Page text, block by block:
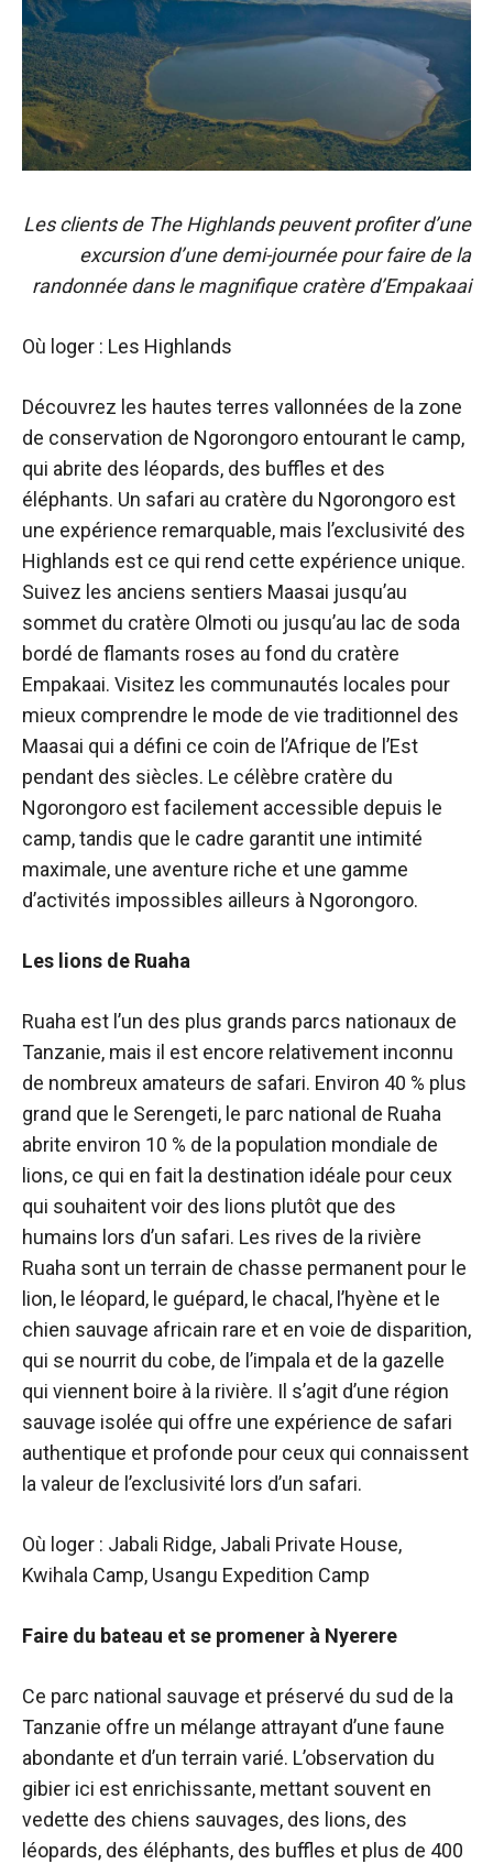
Les clients de The Highlands peuvent profiter d’une
excursion d’une demi-journée pour faire de la
randonnée dans le magnifique cratère d’Empakaai
Où loger : Les Highlands
Découvrez les hautes terres vallonnées de la zone
de conservation de Ngorongoro entourant le camp,
qui abrite des léopards, des buffles et des
éléphants. Un safari au cratère du Ngorongoro est
une expérience remarquable, mais l’exclusivité des
Highlands est ce qui rend cette expérience unique.
Suivez les anciens sentiers Maasai jusqu’au
sommet du cratère Olmoti ou jusqu’au lac de soda
bordé de flamants roses au fond du cratère
Empakaai. Visitez les communautés locales pour
mieux comprendre le mode de vie traditionnel des
Maasai qui a défini ce coin de l’Afrique de l’Est
pendant des siècles. Le célèbre cratère du
Ngorongoro est facilement accessible depuis le
camp, tandis que le cadre garantit une intimité
maximale, une aventure riche et une gamme
d’activités impossibles ailleurs à Ngorongoro.
Les lions de Ruaha
Ruaha est l’un des plus grands parcs nationaux de
Tanzanie, mais il est encore relativement inconnu
de nombreux amateurs de safari. Environ 40 % plus
grand que le Serengeti, le parc national de Ruaha
abrite environ 10 % de la population mondiale de
lions, ce qui en fait la destination idéale pour ceux
qui souhaitent voir des lions plutôt que des
humains lors d’un safari. Les rives de la rivière
Ruaha sont un terrain de chasse permanent pour le
lion, le léopard, le guépard, le chacal, l’hyène et le
chien sauvage africain rare et en voie de disparition,
qui se nourrit du cobe, de l’impala et de la gazelle
qui viennent boire à la rivière. Il s’agit d’une région
sauvage isolée qui offre une expérience de safari
authentique et profonde pour ceux qui connaissent
la valeur de l’exclusivité lors d’un safari.
Où loger : Jabali Ridge, Jabali Private House,
Kwihala Camp, Usangu Expedition Camp
Faire du bateau et se promener à Nyerere
Ce parc national sauvage et préservé du sud de la
Tanzanie offre un mélange attrayant d’une faune
abondante et d’un terrain varié. L’observation du
gibier ici est enrichissante, mettant souvent en
vedette des chiens sauvages, des lions, des
léopards, des éléphants, des buffles et plus de 400